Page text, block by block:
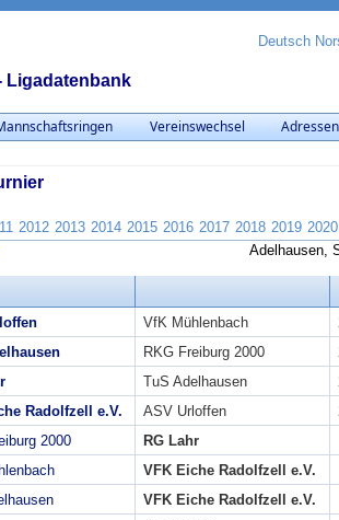
Ligadatenbank
Deutsch
Vereinswechsel Adressen
2012 2013 2014 2015 2016 2017 2018 2019 2020
Adelhausen,
VfK Mühlenbach
RKG Freiburg 2000
TuS Adelhausen
Radolfzell e.V.
ASV Urloffen
2000
RG Lahr
VFK Eiche Radolfzell e.V.
VFK Eiche Radolfzell e.V.